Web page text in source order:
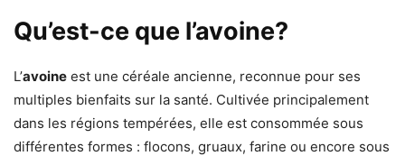
Qu’est-ce que l’avoine?
L’avoine est une céréale ancienne, reconnue pour ses
multiples bienfaits sur la santé. Cultivée principalement
dans les régions tempérées, elle est consommée sous
différentes formes : flocons, gruaux, farine ou encore sous